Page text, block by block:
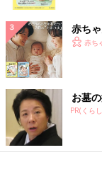
赤ち
赤ち
お墓
PR(くら